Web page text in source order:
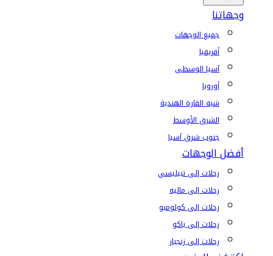
وجهاتنا
جميع الوجهات
أفريقيا
آسيا الوسطى
أوروبا
شبه القارة الهندية
الشرق الأوسط
جنوب شرق آسيا
أفضل الوجهات
رحلات إلى تبيليسي
رحلات إلى ماليه
رحلات إلى كولومبو
رحلات إلى باكو
رحلات إلى زنجبار